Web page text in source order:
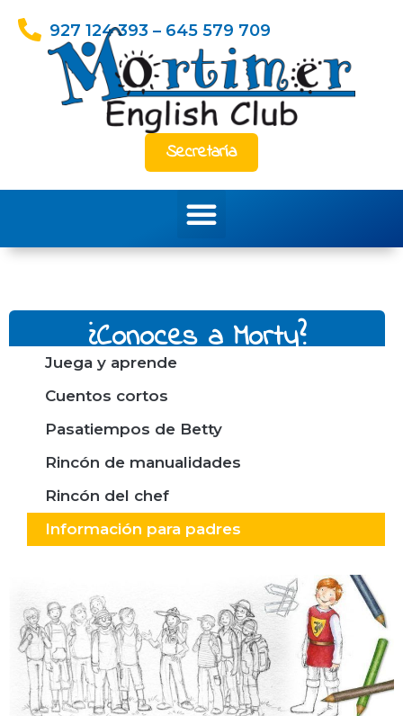
contenido
927 124 393 – 645 579 709
Secretaría
Menu
¿Conoces a Morty?
Juega y aprende
Cuentos cortos
Pasatiempos de Betty
Rincón de manualidades
Rincón del chef
Información para padres